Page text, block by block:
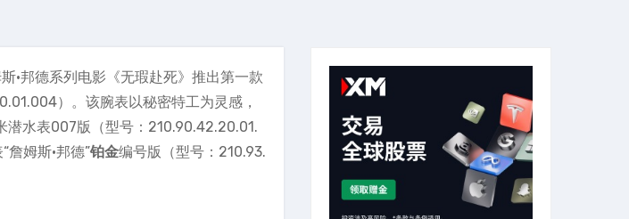
·邦德系列电影《无瑕赴死》推出第一款
）。该腕表以秘密特工为灵感，
潜水表007版（型号：210.90.42.20.01.
姆斯·邦德”铂金编号版（型号：210.93.